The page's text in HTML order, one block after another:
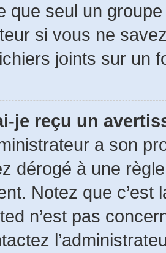
que seul un
si vous ne
joints sur un
je reçu un
a son
dérogé à une
Notez que c’est
n’est pas